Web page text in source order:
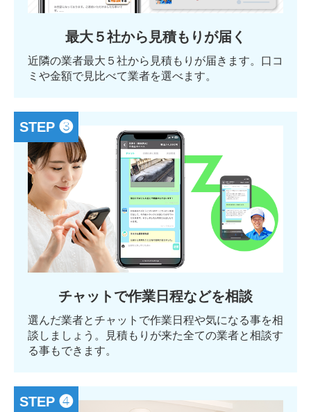
最大５社から見積もりが届く
近隣の業者最大５社から見積もりが届きます。口コ
ミや金額で見比べて業者を選べます。
STEP ❸
チャットで作業日程などを相談
選んだ業者とチャットで作業日程や気になる事を相
談しましょう。見積もりが来た全ての業者と相談す
る事もできます。
STEP ❹